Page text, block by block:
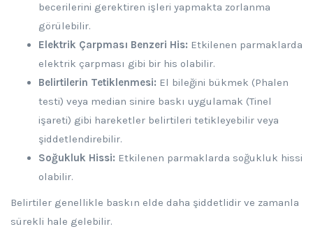
becerilerini gerektiren işleri yapmakta zorlanma
görülebilir.
Elektrik Çarpması Benzeri His: Etkilenen parmaklarda
elektrik çarpması gibi bir his olabilir.
Belirtilerin Tetiklenmesi: El bileğini bükmek (Phalen
testi) veya median sinire baskı uygulamak (Tinel
işareti) gibi hareketler belirtileri tetikleyebilir veya
şiddetlendirebilir.
Soğukluk Hissi: Etkilenen parmaklarda soğukluk hissi
olabilir.
Belirtiler genellikle baskın elde daha şiddetlidir ve zamanla
sürekli hale gelebilir.